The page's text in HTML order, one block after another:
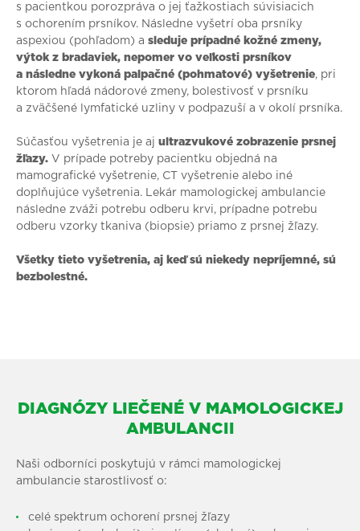
s pacientkou porozpráva o jej ťažkostiach súvisiacich
s ochorením prsníkov. Následne vyšetrí oba prsníky
aspexiou (pohľadom) a sleduje prípadné kožné zmeny,
výtok z bradaviek, nepomer vo veľkosti prsníkov
a následne vykoná palpačné (pohmatové) vyšetrenie, pri
ktorom hľadá nádorové zmeny, bolestivosť v prsníku
a zväčšené lymfatické uzliny v podpazuší a v okolí prsníka.
Súčasťou vyšetrenia je aj ultrazvukové zobrazenie prsnej
žľazy. V prípade potreby pacientku objedná na
mamografické vyšetrenie, CT vyšetrenie alebo iné
doplňujúce vyšetrenia. Lekár mamologickej ambulancie
následne zváži potrebu odberu krvi, prípadne potrebu
odberu vzorky tkaniva (biopsie) priamo z prsnej žľazy.
Všetky tieto vyšetrenia, aj keď sú niekedy nepríjemné, sú
bezbolestné.
DIAGNÓZY LIEČENÉ V MAMOLOGICKEJ
AMBULANCII
Naši odborníci poskytujú v rámci mamologickej
ambulancie starostlivosť o:
celé spektrum ochorení prsnej žľazy